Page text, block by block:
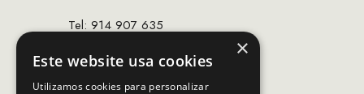
Tel: 914 907 635
×
Este website usa cookies
Utilizamos cookies para personalizar